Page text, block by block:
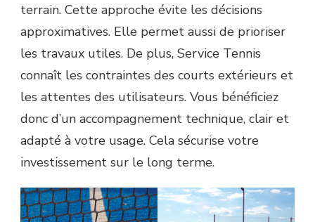
terrain. Cette approche évite les décisions
approximatives. Elle permet aussi de prioriser
les travaux utiles. De plus, Service Tennis
connaît les contraintes des courts extérieurs et
les attentes des utilisateurs. Vous bénéficiez
donc d’un accompagnement technique, clair et
adapté à votre usage. Cela sécurise votre
investissement sur le long terme.